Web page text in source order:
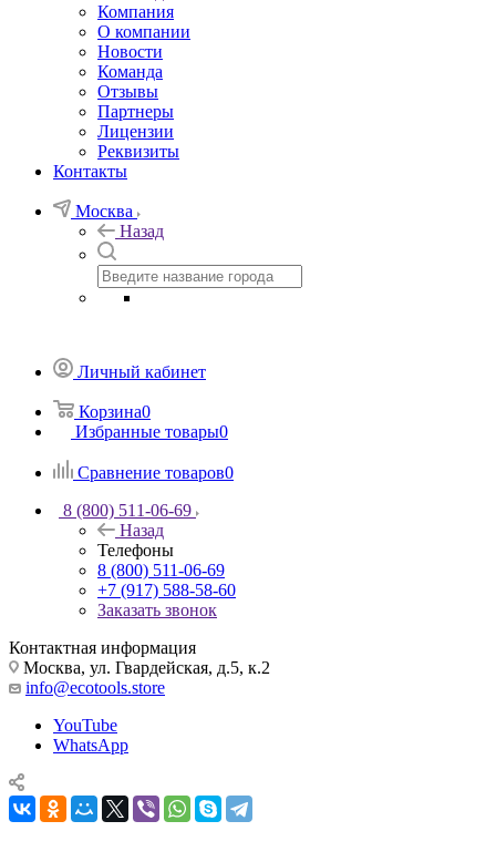
Компания
О компании
Новости
Команда
Отзывы
Партнеры
Лицензии
Реквизиты
Контакты
Москва
Назад
Личный кабинет
Корзина0
Избранные товары0
Сравнение товаров0
8 (800) 511-06-69
Назад
Телефоны
8 (800) 511-06-69
+7 (917) 588-58-60
Заказать звонок
Контактная информация
Москва, ул. Гвардейская, д.5, к.2
info@ecotools.store
YouTube
WhatsApp